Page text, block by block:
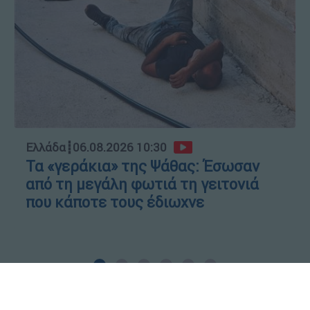
Ελλάδα┋06.08.2026 10:30
Τα «γεράκια» της Ψάθας: Έσωσαν
από τη μεγάλη φωτιά τη γειτονιά
που κάποτε τους έδιωχνε